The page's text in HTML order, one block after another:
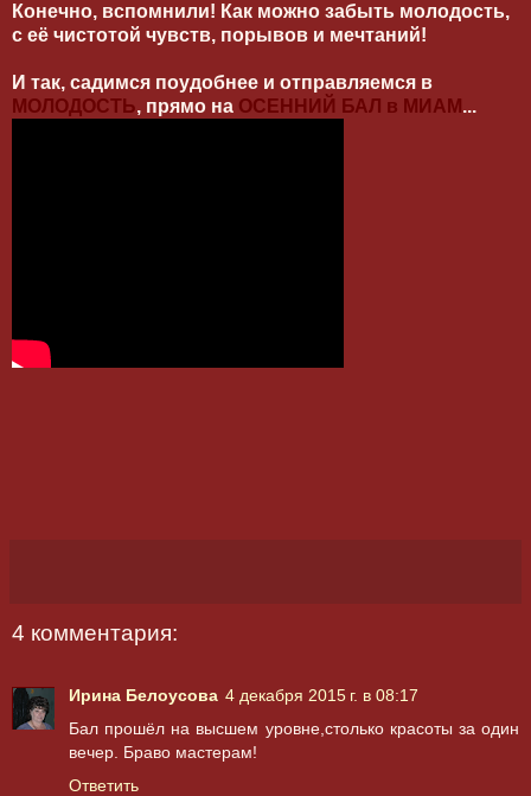
Конечно, вспомнили! Как можно забыть молодость,
с её чистотой чувств, порывов и мечтаний!
И так, садимся поудобнее и отправляемся в
МОЛОДОСТЬ, прямо на ОСЕННИЙ БАЛ в МИАМ ...
4 комментария:
Ирина Белоусова 4 декабря 2015 г. в 08:17
Бал прошёл на высшем уровне,столько красоты за один
вечер. Браво мастерам!
Ответить